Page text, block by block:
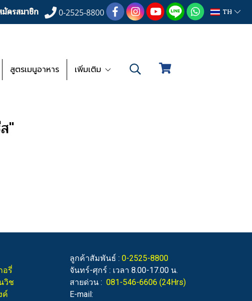
มัครสมาชิก 0-2525-8800 TH
สูตรเมนูอาหาร เพิ่มเติม
"
อรี่
วิช
ค์
ลูกค้าสัมพันธ์ : 0-2525-8800
จันทร์-ศุกร์ : เวลา 8.00-17.00 น.
สายด่วน : 081-546-6606 (24Hrs)
E-mail: